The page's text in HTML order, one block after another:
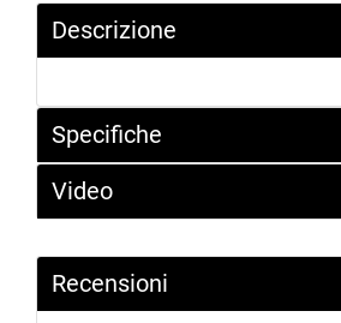
Descrizione
Specifiche
Video
Recensioni